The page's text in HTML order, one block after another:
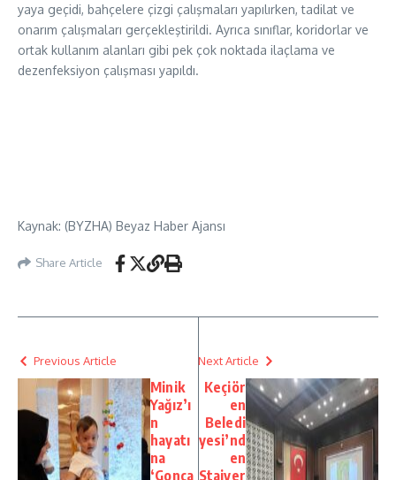
yaya geçidi, bahçelere çizgi çalışmaları yapılırken, tadilat ve
onarım çalışmaları gerçekleştirildi. Ayrıca sınıflar, koridorlar ve
ortak kullanım alanları gibi pek çok noktada ilaçlama ve
dezenfeksiyon çalışması yapıldı.
Kaynak: (BYZHA) Beyaz Haber Ajansı
Share Article
Previous Article
Minik
Yağız’ı
n
hayatı
na
‘Gonca
Next Article
Keçiör
en
Beledi
yesi’nd
en
Stajyer